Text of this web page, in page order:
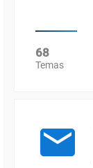
68
Temas